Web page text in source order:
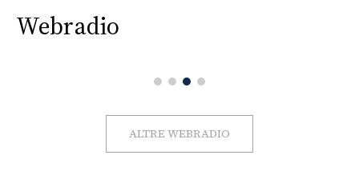
Webradio
ALTRE WEBRADIO